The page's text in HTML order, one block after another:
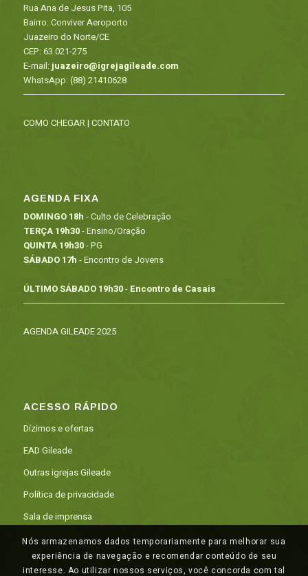
Rua Ana de Jesus Pita, 105
Bairro: Conviver Aeroporto
Juazeiro do Norte/CE
CEP: 63.021-275
E-mail: juazeiro@igrejagileade.com
WhatsApp:(88) 21410628
COMO CHEGAR| CONTATO
AGENDA FIXA
DOMINGO 18h - Culto de Celebração
TERÇA 19h30- Ensino/Oração
QUINTA 19h30- PG
SÁBADO 17h - Encontro de Jovens
ÚLTIMO SÁBADO 19h30- Encontro de Casais
AGENDA GILEADE 2025
ACESSO RÁPIDO
Dízimos e ofertas
EAD Gileade
Outras igrejas Gileade
Política de privacidade
Sala de imprensa
Nós armazenamos dados temporariamente para melhorar sua
experiência de navegação e recomendar conteúdo de seu
interesse. Ao utilizar nossos serviços, você concorda com tal